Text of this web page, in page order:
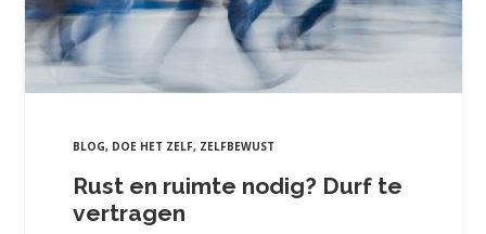
BLOG, DOE HET ZELF, ZELFBEWUST
Rust en ruimte nodig? Durf te
vertragen